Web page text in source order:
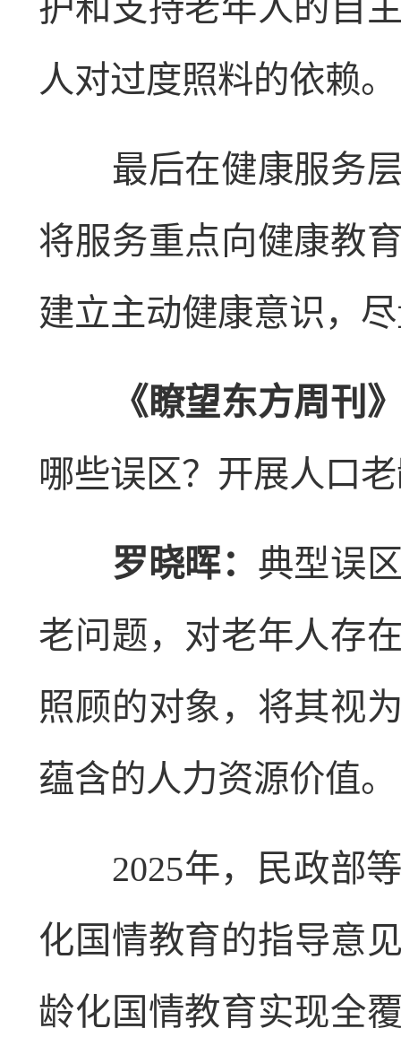
护和支持老年人的自
人对过度照料的依赖。
最后在健康服务层
将服务重点向健康教
建立主动健康意识，
《瞭望东方周刊
哪些误区？开展人口
罗晓晖： 典型误
老问题，对老年人存
照顾的对象，将其视
蕴含的人力资源价值。
2025年，民政部等
化国情教育的指导意
龄化国情教育实现全